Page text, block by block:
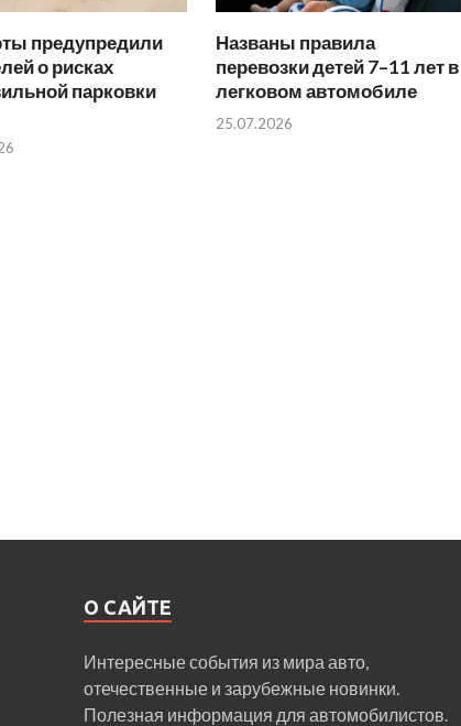
предупредили
о рисках
парковки
Названы правила
перевозки детей 7–11 лет в
легковом автомобиле
25.07.2026
О САЙТЕ
Интересные события из мира авто,
отечественные и зарубежные новинки.
Полезная информация для автомобилистов.